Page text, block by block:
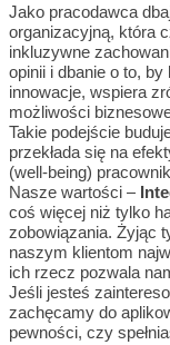
Jako pracodawca
organizacyjną, która
inkluzywne
opinii i dbanie o to, by
innowacje, wspiera
możliwości
Takie podejście
przekłada się na
(well-being)
Nasze wartości –
coś więcej niż tylko
zobowiązania. Żyjąc
naszym klientom
ich rzecz pozwala
Jeśli jesteś
zachęcamy do
pewności, czy